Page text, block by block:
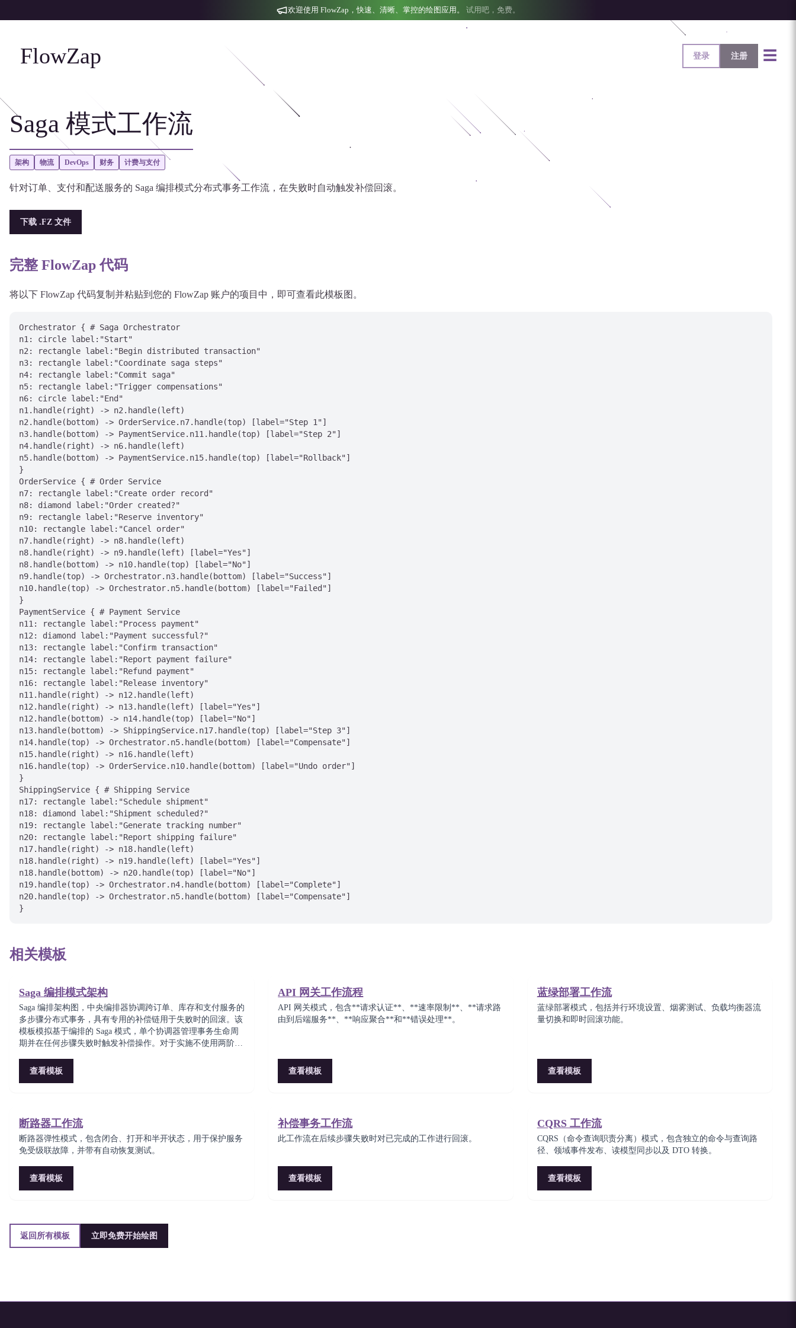
欢迎使用 FlowZap，快速、清晰、掌控的绘图应用。 试用吧，免费。
FlowZap 登录 注册 ☰
Saga 模式工作流
架构 物流 DevOps 财务 计费与支付
针对订单、支付和配送服务的 Saga 编排模式分布式事务工作流，在失败时自动触发补偿回滚。
下载 .FZ 文件
完整 FlowZap 代码
将以下 FlowZap 代码复制并粘贴到您的 FlowZap 账户的项目中，即可查看此模板图。
Orchestrator { # Saga Orchestrator
n1: circle label:"Start"
n2: rectangle label:"Begin distributed transaction"
n3: rectangle label:"Coordinate saga steps"
n4: rectangle label:"Commit saga"
n5: rectangle label:"Trigger compensations"
n6: circle label:"End"
n1.handle(right) -> n2.handle(left)
n2.handle(bottom) -> OrderService.n7.handle(top) [label="Step 1"]
n3.handle(bottom) -> PaymentService.n11.handle(top) [label="Step 2"]
n4.handle(right) -> n6.handle(left)
n5.handle(bottom) -> PaymentService.n15.handle(top) [label="Rollback"]
}
OrderService { # Order Service
n7: rectangle label:"Create order record"
n8: diamond label:"Order created?"
n9: rectangle label:"Reserve inventory"
n10: rectangle label:"Cancel order"
n7.handle(right) -> n8.handle(left)
n8.handle(right) -> n9.handle(left) [label="Yes"]
n8.handle(bottom) -> n10.handle(top) [label="No"]
n9.handle(top) -> Orchestrator.n3.handle(bottom) [label="Success"]
n10.handle(top) -> Orchestrator.n5.handle(bottom) [label="Failed"]
}
PaymentService { # Payment Service
n11: rectangle label:"Process payment"
n12: diamond label:"Payment successful?"
n13: rectangle label:"Confirm transaction"
n14: rectangle label:"Report payment failure"
n15: rectangle label:"Refund payment"
n16: rectangle label:"Release inventory"
n11.handle(right) -> n12.handle(left)
n12.handle(right) -> n13.handle(left) [label="Yes"]
n12.handle(bottom) -> n14.handle(top) [label="No"]
n13.handle(bottom) -> ShippingService.n17.handle(top) [label="Step 3"]
n14.handle(top) -> Orchestrator.n5.handle(bottom) [label="Compensate"]
n15.handle(right) -> n16.handle(left)
n16.handle(top) -> OrderService.n10.handle(bottom) [label="Undo order"]
}
ShippingService { # Shipping Service
n17: rectangle label:"Schedule shipment"
n18: diamond label:"Shipment scheduled?"
n19: rectangle label:"Generate tracking number"
n20: rectangle label:"Report shipping failure"
n17.handle(right) -> n18.handle(left)
n18.handle(right) -> n19.handle(left) [label="Yes"]
n18.handle(bottom) -> n20.handle(top) [label="No"]
n19.handle(top) -> Orchestrator.n4.handle(bottom) [label="Complete"]
n20.handle(top) -> Orchestrator.n5.handle(bottom) [label="Compensate"]
相关模板
Saga 编排模式架构
Saga 编排架构图，中央编排器协调跨订单、库存和支付服务的
多步骤分布式事务，具有专用的补偿链用于失败时的回滚。该
模板模拟基于编排的 Saga 模式，单个协调器管理事务生命周
期并在任何步骤失败时触发补偿操作。对于实施不使用两阶段
查看模板
API 网关工作流程
API 网关模式，包含**请求认证**、**速率限制**、**请求路
由到后端服务**、**响应聚合**和**错误处理**。
查看模板
蓝绿部署工作流
蓝绿部署模式，包括并行环境设置、烟雾测试、负载均衡器流
量切换和即时回滚功能。
查看模板
断路器工作流
断路器弹性模式，包含闭合、打开和半开状态，用于保护服务
免受级联故障，并带有自动恢复测试。
查看模板
补偿事务工作流
此工作流在后续步骤失败时对已完成的工作进行回滚。
查看模板
CQRS 工作流
CQRS（命令查询职责分离）模式，包含独立的命令与查询路
径、领域事件发布、读模型同步以及 DTO 转换。
查看模板
返回所有模板 立即免费开始绘图